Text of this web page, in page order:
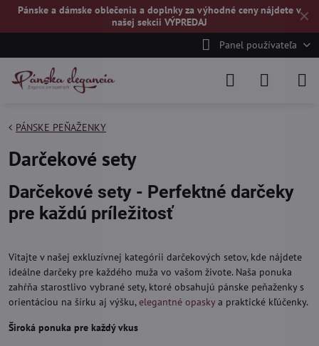
✕
Pánske a dámske oblečenia a doplnky za výhodné ceny nájdete v
našej sekcii VÝPREDAJ
Panel používateľa
PÁNSKE PEŇAŽENKY
Darčekové sety
Darčekové sety - Perfektné darčeky
pre každú príležitosť
Vitajte v našej exkluzívnej kategórii darčekových setov, kde nájdete
ideálne darčeky pre každého muža vo vašom živote. Naša ponuka
zahŕňa starostlivo vybrané sety, ktoré obsahujú pánske peňaženky s
orientáciou na šírku aj výšku,elegantné opaskya praktické kľúčenky.
Široká ponuka pre každý vkus